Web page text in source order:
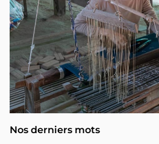
Nos derniers mots